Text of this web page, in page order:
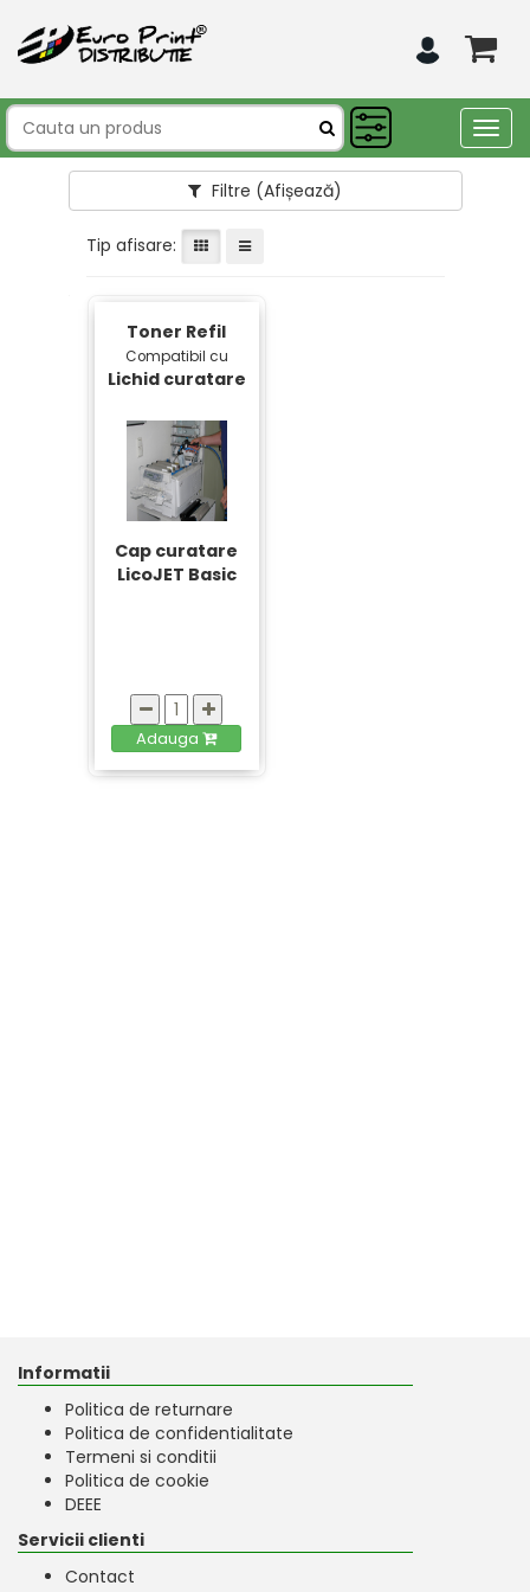
Filtre (Afișează)
Tip afisare:
Toner Refil
Compatibil cu
Lichid curatare
Cap curatare
LicoJET Basic
Adauga
Informatii
Politica de returnare
Politica de confidentialitate
Termeni si conditii
Politica de cookie
DEEE
Servicii clienti
Contact